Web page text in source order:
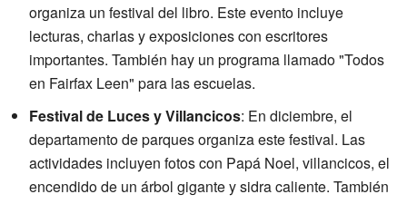
organiza un festival del libro. Este evento incluye
lecturas, charlas y exposiciones con escritores
importantes. También hay un programa llamado "Todos
en Fairfax Leen" para las escuelas.
Festival de Luces y Villancicos: En diciembre, el
departamento de parques organiza este festival. Las
actividades incluyen fotos con Papá Noel, villancicos, el
encendido de un árbol gigante y sidra caliente. También